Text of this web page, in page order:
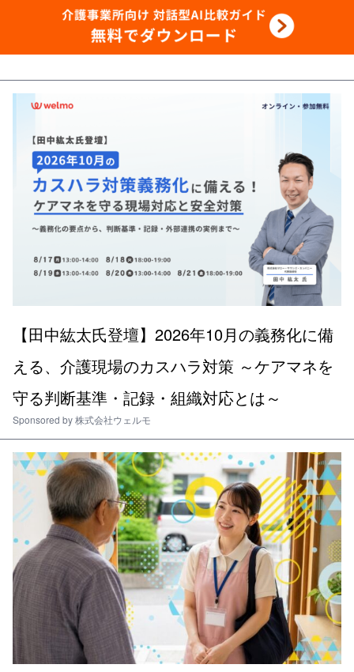
【田中紘太氏登壇】2026年10月の義務化に備
える、介護現場のカスハラ対策 ～ケアマネを
守る判断基準・記録・組織対応とは～
Sponsored by株式会社ウェルモ